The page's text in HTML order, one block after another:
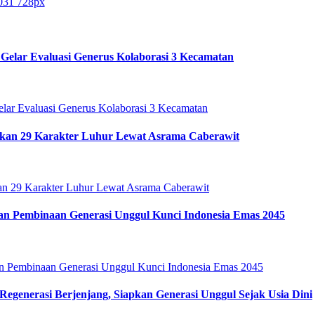
Evaluasi Generus Kolaborasi 3 Kecamatan
29 Karakter Luhur Lewat Asrama Caberawit
Pembinaan Generasi Unggul Kunci Indonesia Emas 2045
Berjenjang, Siapkan Generasi Unggul Sejak Usia Dini